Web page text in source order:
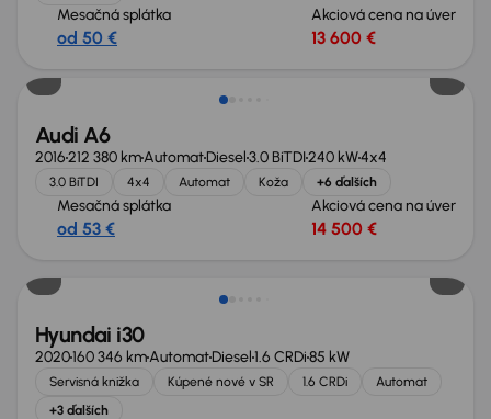
Mesačná splátka
od 50 €
Akciová cena na úver
13 600 €
Audi A6
2016212 380 kmAutomatDiesel3.0 BiTDI240 kW4x4
3.0 BiTDI 4x4 Automat Koža +6 ďalších
Mesačná splátka
od 53 €
Akciová cena na úver
14 500 €
Hyundai i30
2020160 346 kmAutomatDiesel1.6 CRDi85 kW
Servisná knižka Kúpené nové v SR 1.6 CRDi
Automat
+3 ďalších